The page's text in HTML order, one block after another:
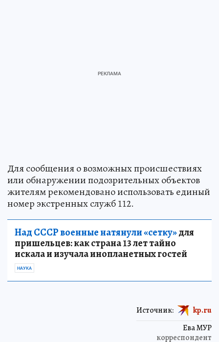
Для сообщения о возможных происшествиях
или обнаружении подозрительных объектов
жителям рекомендовано использовать единый
номер экстренных служб 112.
Над СССР военные натянули «сетку»для
пришельцев: как страна 13 лет тайно
искала и изучала инопланетных гостей
НАУКА
Ева МУР
корреспондент
Источник: kp.ru